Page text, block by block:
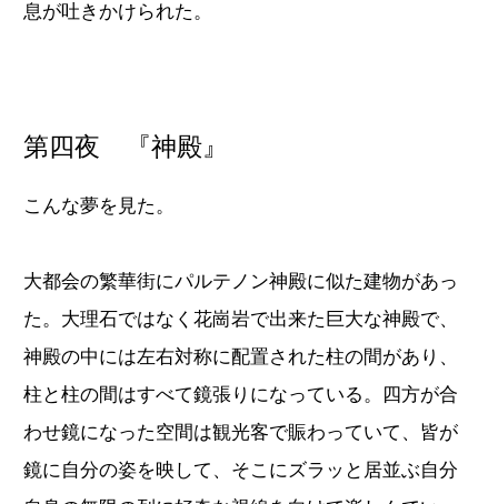
息が吐きかけられた。
第四夜 『神殿』
こんな夢を見た。
大都会の繁華街にパルテノン神殿に似た建物があっ
た。大理石ではなく花崗岩で出来た巨大な神殿で、
神殿の中には左右対称に配置された柱の間があり、
柱と柱の間はすべて鏡張りになっている。四方が合
わせ鏡になった空間は観光客で賑わっていて、皆が
鏡に自分の姿を映して、そこにズラッと居並ぶ自分